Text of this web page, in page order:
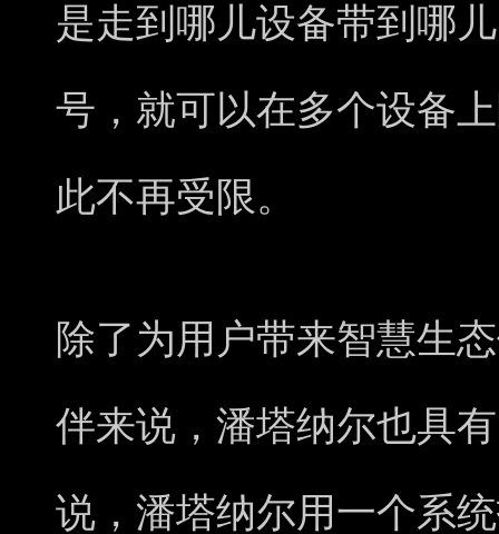
是走到哪儿设备带到哪
号，就可以在多个设备
此不再受限。
除了为用户带来智慧生
伴来说，潘塔纳尔也具
说，潘塔纳尔用一个系